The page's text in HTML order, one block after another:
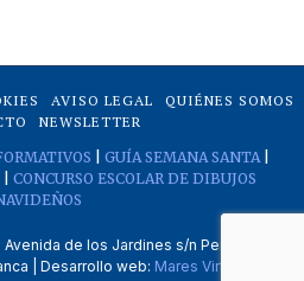
AVISO LEGAL
QUIÉNES SOMOS
NEWSLETTER
GUÍA SEMANA SANTA|
| CONCURSO ESCOLAR DE DIBUJOS
Avenida de los Jardines s/n Peñaranda de
| Desarrollo web: Mares Virtuales